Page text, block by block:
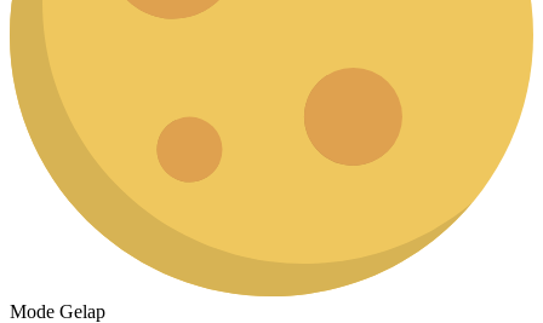
Mode Gelap